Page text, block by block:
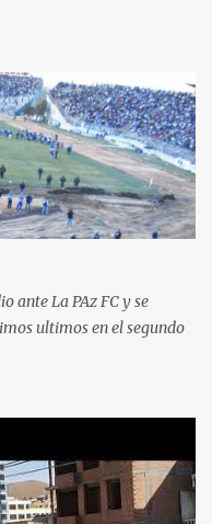
ante La PAz FC y se
ultimos en el segundo